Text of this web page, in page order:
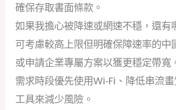
確保存取書面條款。
如果我擔心被降速或網速不穩，還有
可考慮較高上限但明確保障速率的中
或申請企業專屬方案以獲更穩定帶寬
需求時段優先使用Wi‑Fi、降低串流
工具來減少風險。